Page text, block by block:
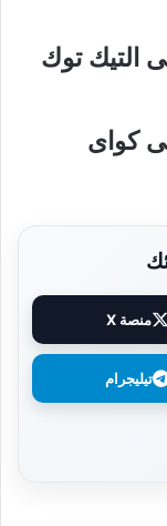
التيك توك
كواى
منصة X
تيليجرام